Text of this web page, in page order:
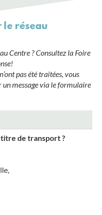
le réseau
Centre ? Consultez la Foire
pas été traitées, vous
un message via le formulaire
de transport ?